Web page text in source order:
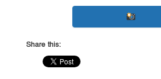
Share this: